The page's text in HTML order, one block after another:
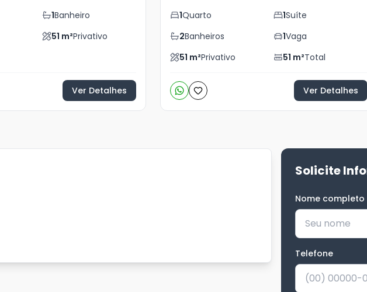
1Banheiro
51 m²Privativo
Ver Detalhes
1Quarto 1Suíte
2Banheiros 1Vaga
51 m²Privativo 51 m²Total
Ver Detalhes
Solicite
Nome completo
Telefone